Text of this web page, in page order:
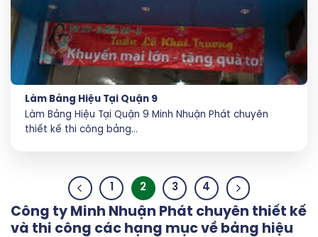
Làm Bảng Hiệu Tại Quận 9
Làm Bảng Hiệu Tại Quận 9 Minh Nhuận Phát chuyên
thiết kế thi công bảng...
1 2 3 4
Công ty Minh Nhuận Phát chuyên thiết kế
và thi công các hạng mục về bảng hiệu